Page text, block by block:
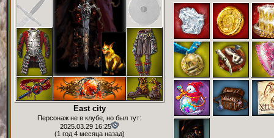
East city
Персонаж не в клубе, но был тут:
2025.03.29 16:25
(1 год 4 месяца назад)